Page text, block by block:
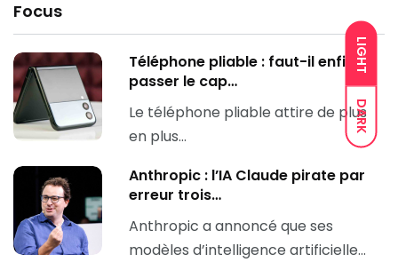
LIGHT
DARK
Focus
Téléphone pliable : faut-il enfin
passer le cap…
Le téléphone pliable attire de plus
en plus…
Anthropic : l’IA Claude pirate par
erreur trois…
Anthropic a annoncé que ses
modèles d’intelligence artificielle…